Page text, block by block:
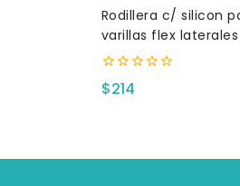
Rodillera c/ silicon
varillas flex
0
fuera
$214